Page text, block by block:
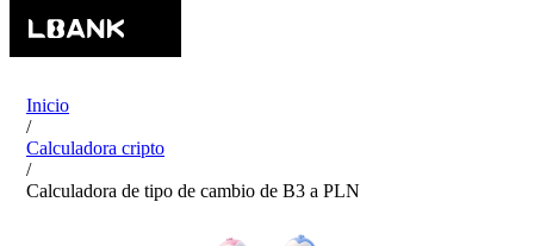
Inicio
/
Calculadora cripto
/
Calculadora de tipo de cambio de B3 a PLN